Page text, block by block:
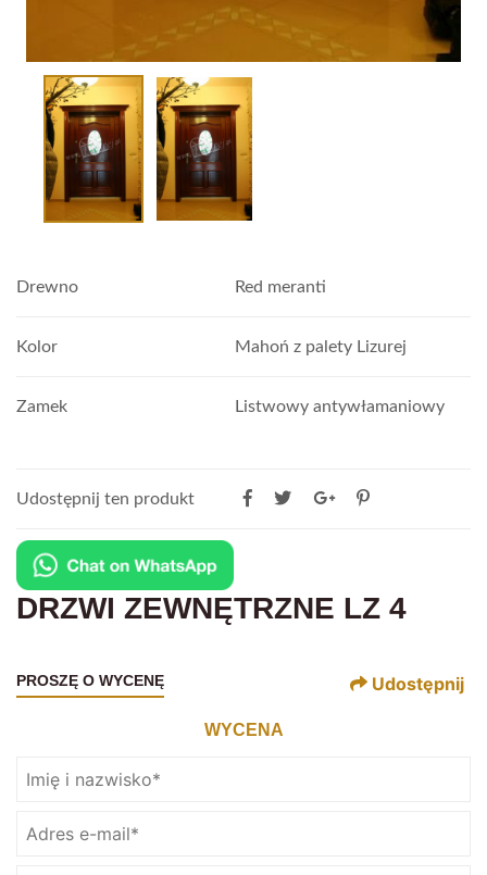
Drewno Red meranti
Kolor Mahoń z palety Lizurej
Zamek Listwowy antywłamaniowy
Udostępnij ten produkt
DRZWI ZEWNĘTRZNE LZ 4
PROSZĘ O WYCENĘ Udostępnij
WYCENA